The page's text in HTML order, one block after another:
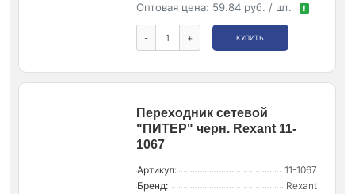
Оптовая цена: 59.84 руб. / шт. !
- + КУПИТЬ
Переходник сетевой
"ПИТЕР" черн. Rexant 11-
1067
Артикул:
11-1067
Бренд:
Rexant